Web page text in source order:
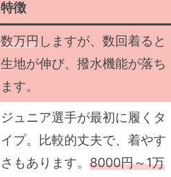
特徴
数万円 しますが、数回着ると
生地が伸び、撥水機能が落ち
ます。
ジュニア選手が最初に履くタ
イプ。比較的丈夫で、着やす
さもあります。 8000円～1万